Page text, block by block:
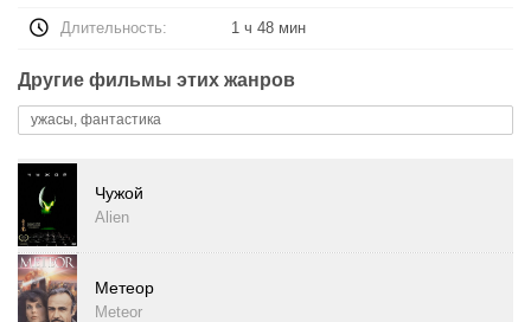
Длительность: 1 ч 48 мин
Другие фильмы этих жанров
ужасы, фантастика
Чужой
Alien
Метеор
Meteor